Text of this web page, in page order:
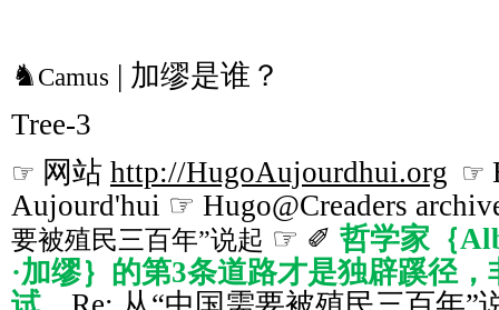
♞ Camus | 加缪是谁？
Tree-3
☞ 网站 http://HugoAujourdhui.org ☞
Aujourd'hui ☞ Hugo@Creaders
要被殖民三百年”说起 ☞ ✐ 哲学家｛
·加缪｝的第3条道路才是独辟蹊径